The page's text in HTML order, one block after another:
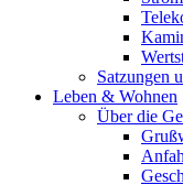
Satzungen
Leben & Wohnen
Über die